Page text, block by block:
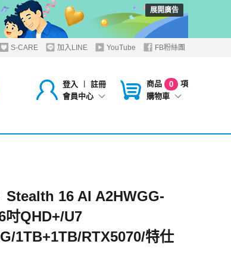
展開廣告
S-CARE 加入LINE YouTube FB粉絲團
登入 ︱
註冊
會員中心
商品 0
項
購物車
Stealth 16 AI A2HWGG-
吋QHD+/U7
1TB+1TB/RTX5070/特仕